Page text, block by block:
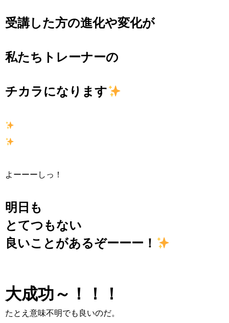
受講した方の進化や変化が
私たちトレーナーの
チカラになります
よーーーしっ！
明日も
とてつもない
良いことがあるぞーーー！
大成功～！！！
たとえ意味不明でも良いのだ。